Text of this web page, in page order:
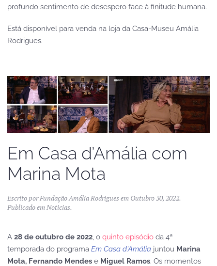
profundo sentimento de desespero face à finitude humana.
Está disponível para venda na loja da Casa-Museu Amália
Rodrigues.
Em Casa d’Amália com
Marina Mota
Escrito porFundação Amália Rodriguesem Outubro 30, 2022.
Publicado emNoticias.
A 28 de outubro de 2022, o quinto episódio da 4ª
temporada do programa Em Casa d’Amália juntou Marina
Mota, Fernando Mendes e Miguel Ramos. Os momentos